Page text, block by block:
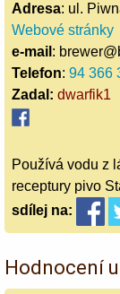
Adresa: ul.
Webové stránky
e-mail :
Telefon: 94 366
Zadal: dwarfik1
Používá vodu z
receptury pivo
sdílej na:
Hodnocení